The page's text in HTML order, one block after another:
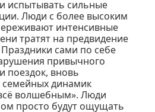
испытывать сильные
Люди с более высоким
интенсивные
тратят на предвидение
сами по себе
привычного
поездок, вновь
динамик
волшебным». Люди
просто будут ощущать